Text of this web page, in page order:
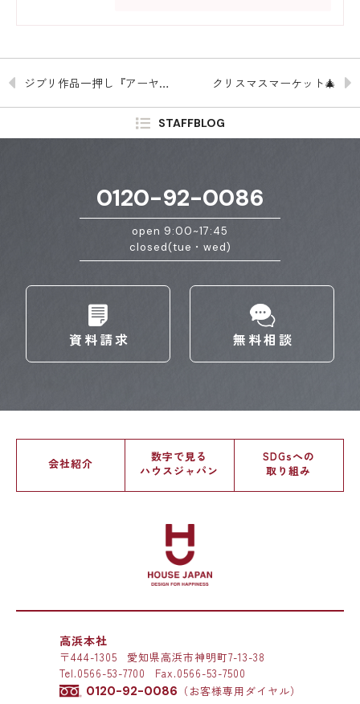
ジブリ作品一押し『アーヤと魔女』 クリスマスマーケット🎄
STAFFBLOG
0120-92-0086
open 9:00~17:45
closed(tue・wed)
資料請求 無料相談
会社紹介
数字で見る
ハウスジャパン
SDGsへの
取り組み
高浜本社
〒444-1305
愛知県高浜市神明町7-13-38
Tel.0566-53-7700 Fax.0566-53-7500
0120-92-0086 （お客様専用ダイヤル）